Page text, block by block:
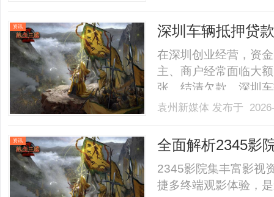
演着“中转站”与“通关
资讯 深圳车辆抵押贷
在深圳创业经营，资
主、商户经常面临大
张、结清欠款。深圳
效、合规融资，凭借
宽松人性化，打破传
袁州新媒体 发布于
资讯 全面解析2345影
2345影院集丰富影视
捷多终端观影体验，